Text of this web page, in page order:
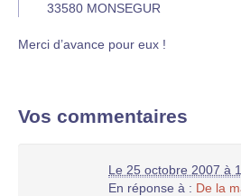
33580 MONSEGUR
Merci d’avance pour eux !
Vos commentaires
Le 25 octobre 2007 à
En réponse à : De la